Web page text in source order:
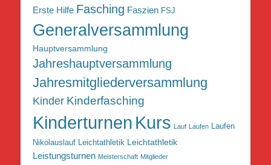
Erste Hilfe Fasching Faszien FSJ
Generalversammlung
Hauptversammlung
Jahreshauptversammlung
Jahresmitgliederversammlung
Kinder Kinderfasching
Kinderturnen Kurs Lauf Laufen Laufen
Nikolauslauf Leichtathletik Leichtathletik
Leistungsturnen Meisterschaft Mitglieder